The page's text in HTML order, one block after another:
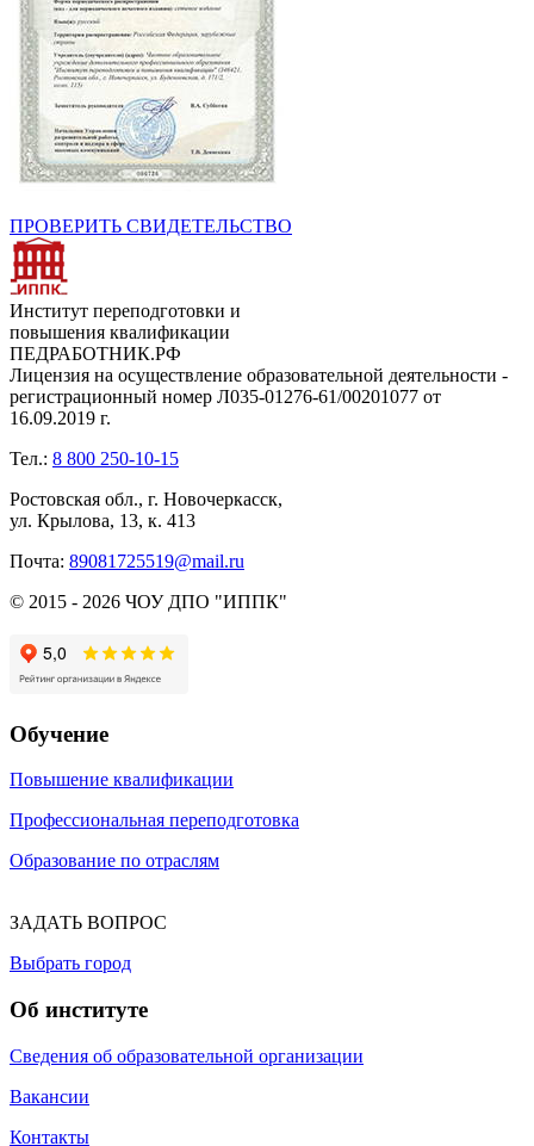
ПРОВЕРИТЬ СВИДЕТЕЛЬСТВО
Институт переподготовки и
повышения квалификации
ПЕДРАБОТНИК.РФ
Лицензия на осуществление образовательной деятельности -
регистрационный номер Л035-01276-61/00201077 от
16.09.2019 г.
Тел.: 8 800 250-10-15
Ростовская обл., г. Новочеркасск,
ул. Крылова, 13, к. 413
Почта: 89081725519@mail.ru
© 2015 - 2026 ЧОУ ДПО "ИППК"
Обучение
Повышение квалификации
Профессиональная переподготовка
Образование по отраслям
ЗАДАТЬ ВОПРОС
Выбрать город
Об институте
Сведения об образовательной организации
Вакансии
Контакты